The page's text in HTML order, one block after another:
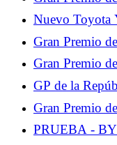
este fin de
marca el tono
Nuevo Toyota
29.500 €,
urbano
Gran Premio
confirma el
Gran Premio
rápido antes
GP de la
Quartararo
Yamaha
Gran Premio
Russell
Verstappen
PRUEBA -